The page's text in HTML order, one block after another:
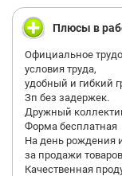
Плюсы в
Официальное
условия труда,
удобный и гибкий
Зп без задержек.
Дружный
Форма бесплатная
На день рождения
за продажи
Качественная